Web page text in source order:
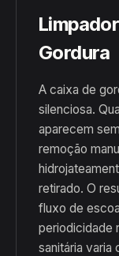
Gordura
A caixa de
silenciosa.
aparecem
remoção
retirado. O
fluxo de
periodicidade
sanitária